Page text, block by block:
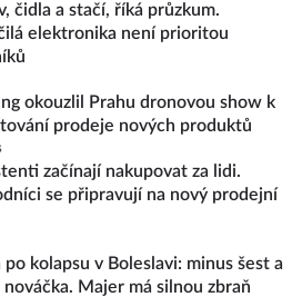
čidla a stačí, říká průzkum.
elektronika není prioritou
okouzlil Prahu dronovou show k
prodeje nových produktů
začínají nakupovat za lidi.
se připravují na nový prodejní
po kolapsu v Boleslavi: minus šest a
nováčka. Majer má silnou zbraň